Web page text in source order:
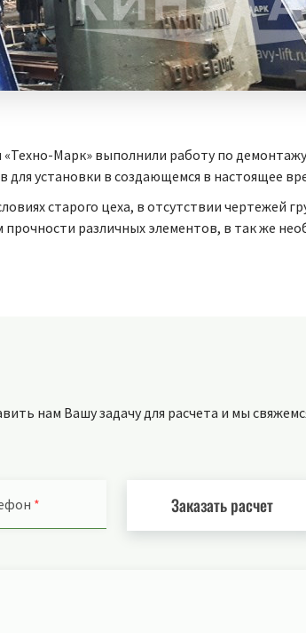
Марк» выполнили работу по
установки в создающемся в настоящее
старого цеха, в отсутствии чертежей
различных элементов, в так же
нам Вашу задачу для расчета и мы
* Заказать расчет